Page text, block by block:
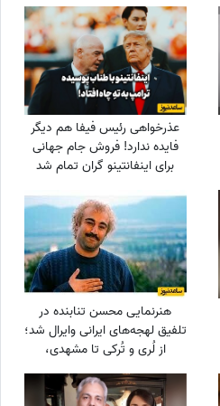
عذرخواهی رئیس فیفا هم دیگر
فایده ندارد! فروش جام جهانی
برای اینفانتینو گران تمام شد
هنرنمایی محسن تنابنده در
تلفیق لهجه‌های ایرانی وایرال شد؛
از لُری و تُرکی تا مشهدی،
مازندرانی و فارسی دری + ویدئو